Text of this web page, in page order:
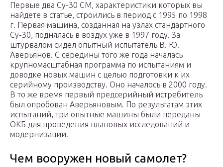
Первые два Су-30 СМ, характеристики которых вы
найдете в статье, строились в период с 1995 по 1998
г. Первая машина, созданная на узлах стандартного
Су-30, поднялась в воздух уже в 1997 году. За
штурвалом сидел опытный испытатель В. Ю.
Аверьянов. С середины того же года началась
крупномасштабная программа по испытаниям и
доводке новых машин с целью подготовки к их
серийному производству. Оно началось в 2000 году.
В то же время первый предсерийный истребитель
был опробован Аверьяновым. По результатам этих
испытаний, три опытные машины были переданы
ОКБ для проведения плановых исследований и
модернизации.
Чем вооружен новый самолет?